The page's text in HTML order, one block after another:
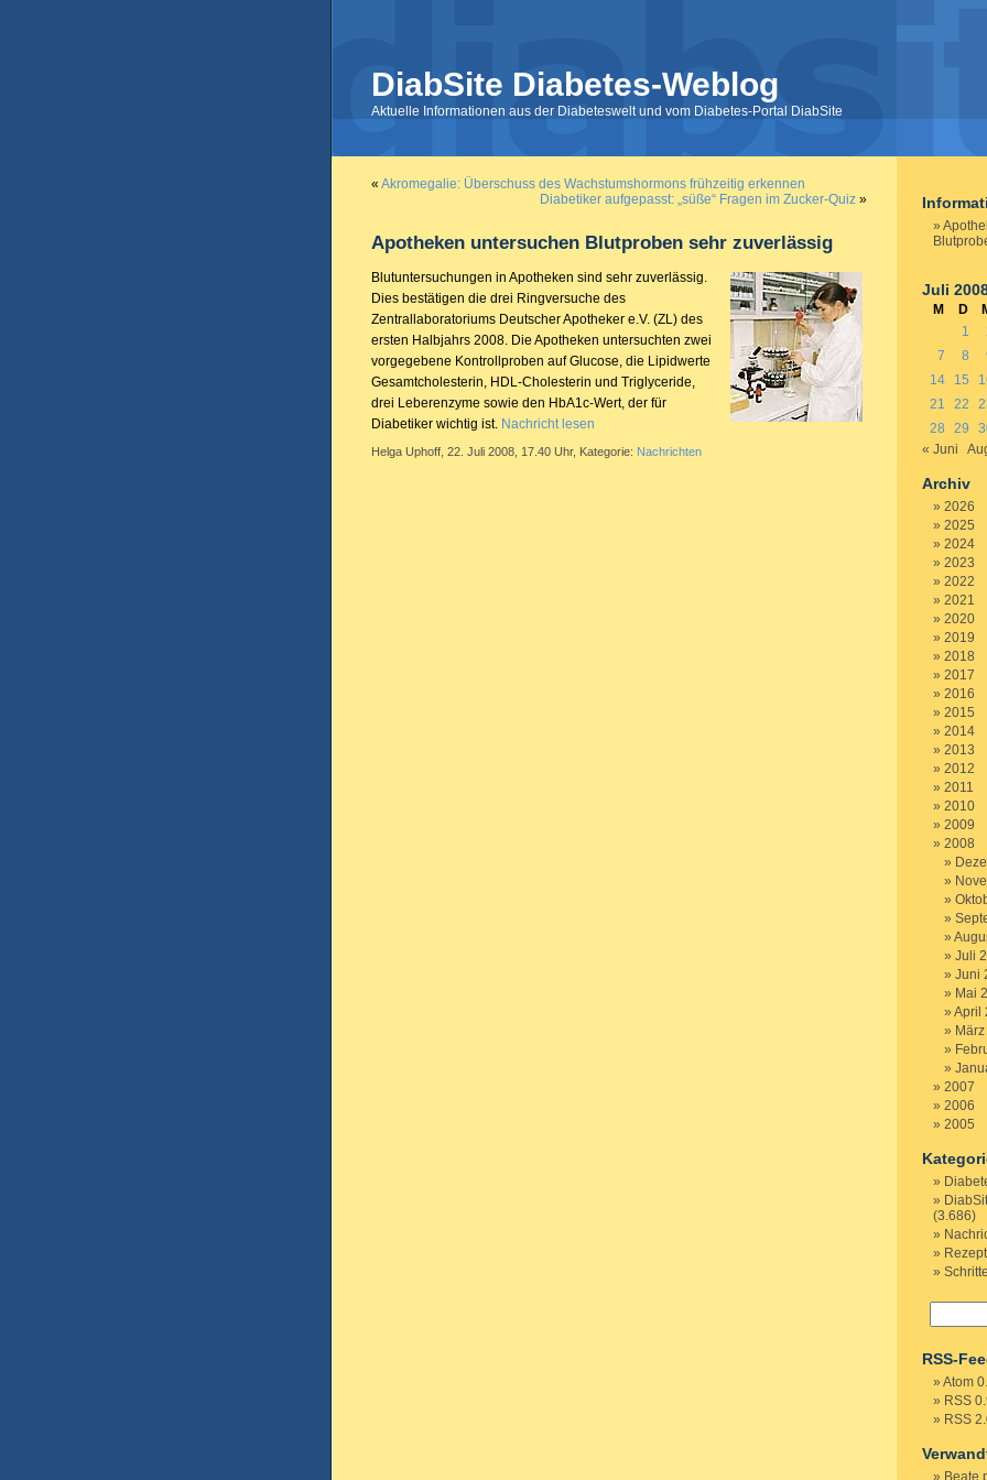
DiabSite Diabetes-Weblog
Aktuelle Informationen aus der Diabeteswelt und vom Diabetes-Portal DiabSite
« Akromegalie: Überschuss des Wachstumshormons frühzeitig erkennen
Diabetiker aufgepasst: „süße“ Fragen im Zucker-Quiz »
Apotheken untersuchen Blutproben sehr zuverlässig
Blutuntersuchungen in Apotheken sind sehr zuverlässig.
Dies bestätigen die drei Ringversuche des
Zentrallaboratoriums Deutscher Apotheker e.V. (ZL) des
ersten Halbjahrs 2008. Die Apotheken untersuchten zwei
vorgegebene Kontrollproben auf Glucose, die Lipidwerte
Gesamtcholesterin, HDL-Cholesterin und Triglyceride,
drei Leberenzyme sowie den HbA1c-Wert, der für
Diabetiker wichtig ist. Nachricht lesen
Helga Uphoff, 22. Juli 2008, 17.40 Uhr, Kategorie: Nachrichten
Juli
M D
1
7
8
14
15
21
22
28
29
« Juni
Archiv
2026
2025
2024
2023
2022
2021
2020
2019
2018
2017
2016
2015
2014
2013
2012
2011
2010
2009
2008
Juli
Juni
Mai
April
2007
2006
2005
(3.686)
RSS-
Atom
RSS
RSS
Beate